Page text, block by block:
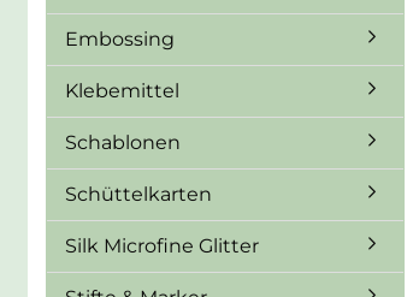
Embossing
Klebemittel
Schablonen
Schüttelkarten
Silk Microfine Glitter